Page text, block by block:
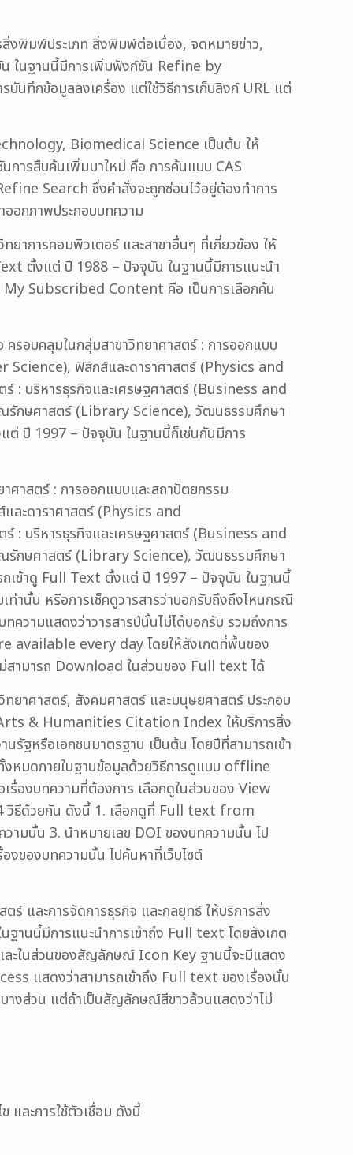
สิ่งพิมพ์ประเภท สิ่งพิมพ์ต่อเนื่อง, จดหมายข่าว,
ในฐานนี้มีการเพิ่มฟังก์ชัน Refine by
นทึกข้อมูลลงเครื่อง แต่ใช้วิธีการเก็บลิงก์ URL แต่
Biomedical Science เป็นต้น ให้
ารสืบค้นเพิ่มมาใหม่ คือ การค้นแบบ CAS
Search ซึ่งคำสั่งจะถูกซ่อนไว้อยู่ต้องทำการ
อกภาพประกอบบทความ
าการคอมพิวเตอร์ และสาขาอื่นๆ ที่เกี่ยวข้อง ให้
ตั้งแต่ ปี 1988 – ปัจจุบัน ในฐานนี้มีการแนะนำ
Subscribed Content คือ เป็นการเลือกค้น
อบคลุมในกลุ่มสาขาวิทยาศาสตร์ : การออกแบบ
ฟิสิกส์และดาราศาสตร์ (Physics and
บริหารธุรกิจและเศรษฐศาสตร์ (Business and
รักษศาสตร์ (Library Science), วัฒนธรรมศึกษา
ปี 1997 – ปัจจุบัน ในฐานนี้ก็เช่นกันมีการ
าสตร์ : การออกแบบและสถาปัตยกรรม
ะดาราศาสตร์ (Physics and
บริหารธุรกิจและเศรษฐศาสตร์ (Business and
รักษศาสตร์ (Library Science), วัฒนธรรมศึกษา
เข้าดู Full Text ตั้งแต่ ปี 1997 – ปัจจุบัน ในฐานนี้
านั้น หรือการเช็คดูวารสารว่าบอกรับถึงถึงไหนกรณี
ความแสดงว่าวารสารปีนั้นไม่ได้บอกรับ รวมถึงการ
available every day โดยให้สังเกตที่พื้นของ
ม่สามารถ Download ในส่วนของ Full text ได้
าศาสตร์, สังคมศาสตร์ และมนุษยศาสตร์ ประกอบ
& Humanities Citation Index ให้บริการสิ่ง
รัฐหรือเอกชนมาตรฐาน เป็นต้น โดยปีที่สามารถเข้า
งหมดภายในฐานข้อมูลด้วยวิธีการดูแบบ offline
รื่องบทความที่ต้องการ เลือกดูในส่วนของ View
ธีด้วยกัน ดังนี้ 1. เลือกดูที่ Full text from
มนั้น 3. นำหมายเลข DOI ของบทความนั้น ไป
ของบทความนั้น ไปค้นหาที่เว็บไซต์
ร์ และการจัดการธุรกิจ และกลยุทธ์ ให้บริการสิ่ง
านนี้มีการแนะนำการเข้าถึง Full text โดยสังเกต
ละในส่วนของสัญลักษณ์ Icon Key ฐานนี้จะมีแสดง
แสดงว่าสามารถเข้าถึง Full text ของเรื่องนั้น
างส่วน แต่ถ้าเป็นสัญลักษณ์สีขาวล้วนแสดงว่าไม่
และการใช้ตัวเชื่อม ดังนี้